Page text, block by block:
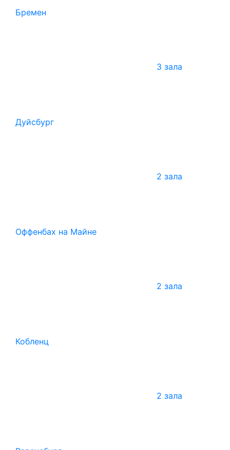
Бремен
3 зала
Дуйсбург
2 зала
Оффенбах на Майне
2 зала
Кобленц
2 зала